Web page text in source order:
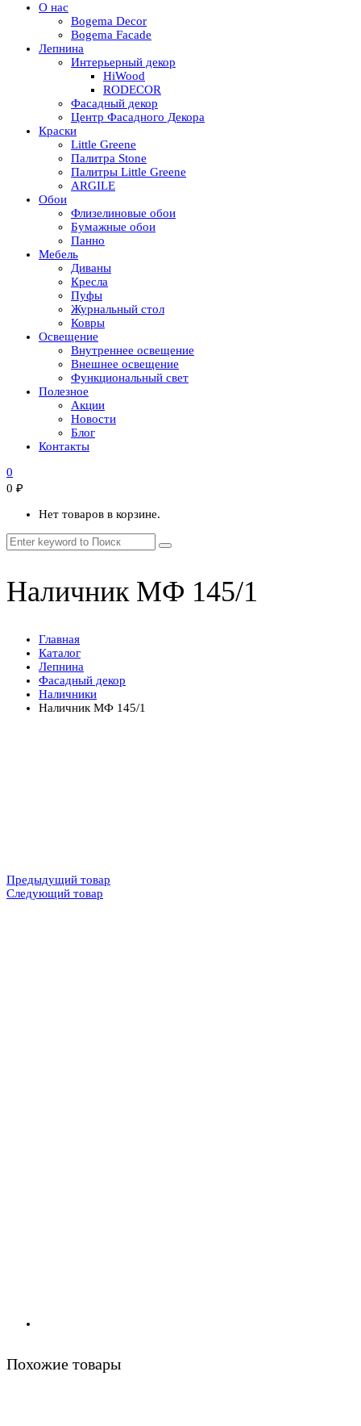
О нас
Bogema Decor
Bogema Facade
Лепнина
Интерьерный декор
HiWood
RODECOR
Фасадный декор
Центр Фасадного Декора
Краски
Little Greene
Палитра Stone
Палитры Little Greene
ARGILE
Обои
Флизелиновые обои
Бумажные обои
Панно
Мебель
Диваны
Кресла
Пуфы
Журнальный стол
Ковры
Освещение
Внутреннее освещение
Внешнее освещение
Функциональный свет
Полезное
Акции
Новости
Блог
Контакты
0
0 ₽
Нет товаров в корзине.
Наличник МФ 145/1
Главная
Каталог
Лепнина
Фасадный декор
Наличники
Наличник МФ 145/1
Предыдущий товар
Следующий товар
Похожие товары